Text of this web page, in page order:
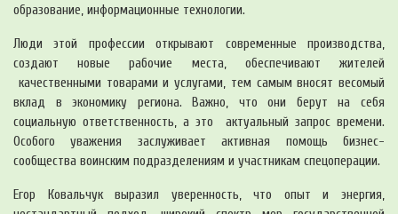
образование, информационные технологии.
Люди этой профессии открывают современные производства,
создают новые рабочие места, обеспечивают жителей
качественными товарами и услугами, тем самым вносят весомый
вклад в экономику региона. Важно, что они берут на себя
социальную ответственность, а это актуальный запрос времени.
Особого уважения заслуживает активная помощь бизнес-
сообщества воинским подразделениям и участникам спецоперации.
Егор Ковальчук выразил уверенность, что опыт и энергия,